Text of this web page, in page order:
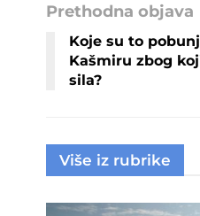
Prethodna objava
Koje su to
Kašmiru zbog
sila?
Više iz rubrike